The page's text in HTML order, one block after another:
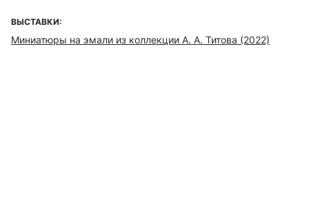
ВЫСТАВКИ:
Миниатюры на эмали из коллекции А. А. Титова (2022)